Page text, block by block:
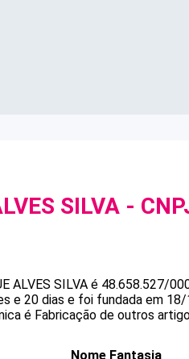
SILVA -
ALVES SILVA é 48.658.527/
e 20 dias e foi fundada em
é Fabricação de outros
Nome Fantasia